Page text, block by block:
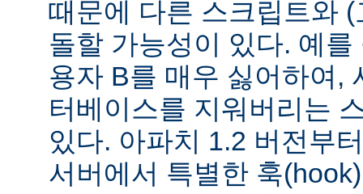
때문에 다른 스크립트와
돌할 가능성이 있다. 예
용자 B를 매우 싫어하여,
터베이스를 지워버리는
있다. 아파치 1.2 버전부
서버에서 특별한 훅